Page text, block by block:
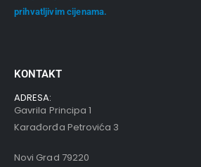
prihvatljivim cijenama.
KONTAKT
ADRESA:
Gavrila Principa 1
Karađorđa Petrovića 3
Novi Grad 79220